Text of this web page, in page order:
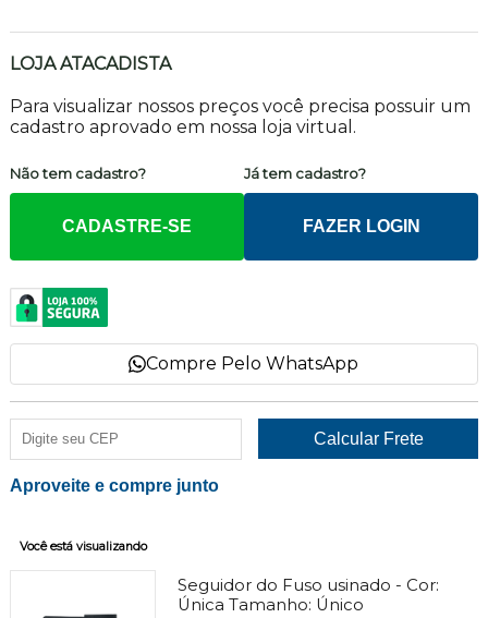
LOJA ATACADISTA
Para visualizar nossos preços você precisa possuir um
cadastro aprovado em nossa loja virtual.
Não tem cadastro?
CADASTRE-SE
Já tem cadastro?
FAZER LOGIN
Compre Pelo WhatsApp
Aproveite e compre junto
Você está visualizando
Seguidor do Fuso usinado - Cor:
Única Tamanho: Único